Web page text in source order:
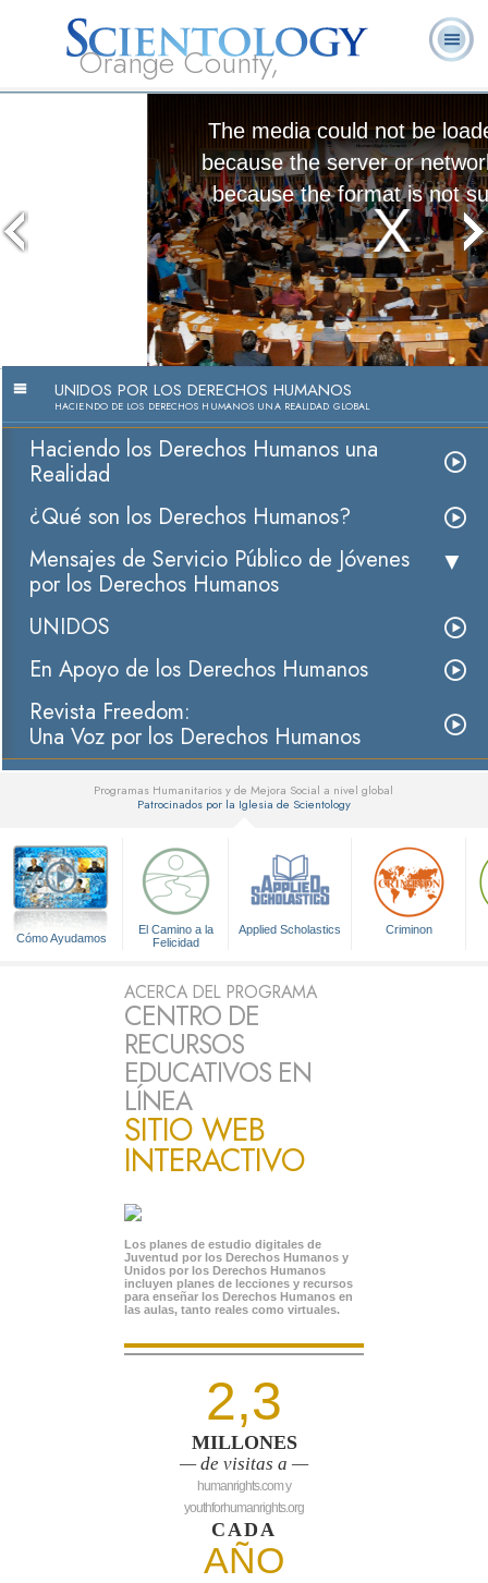
Orange County,
CA
The media could not be loaded, either
because the server or network failed or
because the format is not supported.
Convirtiendo los Derechos Humanos
en una Realidad
Ver Video
UNIDOS POR LOS DERECHOS HUMANOS
HACIENDO DE LOS DERECHOS HUMANOS UNA REALIDAD GLOBAL
Haciendo los Derechos Humanos una
Realidad
¿Qué son los Derechos Humanos?
Mensajes de Servicio Público de Jóvenes
por los Derechos Humanos
UNIDOS
En Apoyo de los Derechos Humanos
Revista Freedom:
Una Voz por los Derechos Humanos
Programas Humanitarios y de Mejora Social a nivel global
Patrocinados por la Iglesia de Scientology
Cómo Ayudamos
El Camino a la
Felicidad
Applied Scholastics Criminon
ACERCA DEL PROGRAMA
CENTRO DE
RECURSOS
EDUCATIVOS EN
LÍNEA
SITIO WEB
INTERACTIVO
Los planes de estudio digitales de
Juventud por los Derechos Humanos y
Unidos por los Derechos Humanos
incluyen planes de lecciones y recursos
para enseñar los Derechos Humanos en
las aulas, tanto reales como virtuales.
2,3
MILLONES
— de visitas a —
humanrights.com y
youthforhumanrights.org
CADA
AÑO